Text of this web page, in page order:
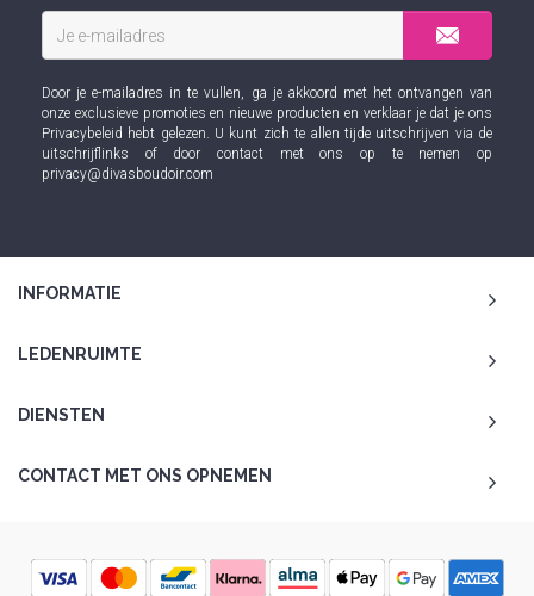
Door je e-mailadres in te vullen, ga je akkoord met het ontvangen van
onze exclusieve promoties en nieuwe producten en verklaar je dat je ons
Privacybeleid hebt gelezen. U kunt zich te allen tijde uitschrijven via de
uitschrijflinks of door contact met ons op te nemen op
privacy@divasboudoir.com
INFORMATIE
LEDENRUIMTE
DIENSTEN
CONTACT MET ONS OPNEMEN